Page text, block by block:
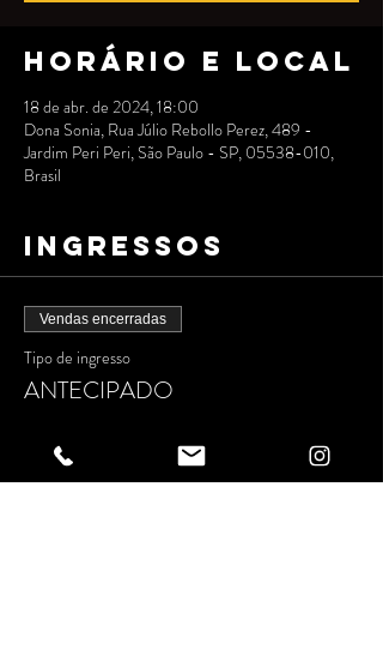
Horário e local
18 de abr. de 2024, 18:00
Dona Sonia, Rua Júlio Rebollo Perez, 489 -
Jardim Peri Peri, São Paulo - SP, 05538-010,
Brasil
Ingressos
Vendas encerradas
Tipo de ingresso
ANTECIPADO
R$ 10,00